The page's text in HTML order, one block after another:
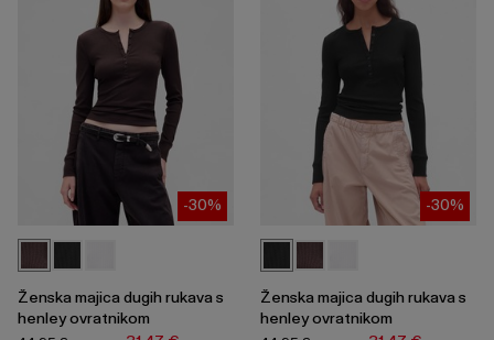
-30%
Ženska majica dugih rukava s
henley ovratnikom
-30%
Ženska majica dugih rukava s
henley ovratnikom